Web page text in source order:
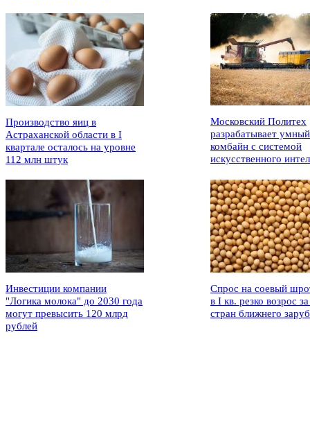
Производство яиц в
Астраханской области в I
квартале осталось на уровне
112 млн штук
Московский Политех
разрабатывает умный
комбайн с системой
искусственного
Инвестиции компании
"Логика молока" до 2030 года
могут превысить 120 млрд
рублей
Спрос на соевый
в I кв. резко возрос
стран ближнего